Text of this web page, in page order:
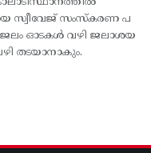
സ്വീവേജ് സംസ്കരണ പ
ഓടകള്‍ വഴി ജലാശയ
തടയാനാകും.